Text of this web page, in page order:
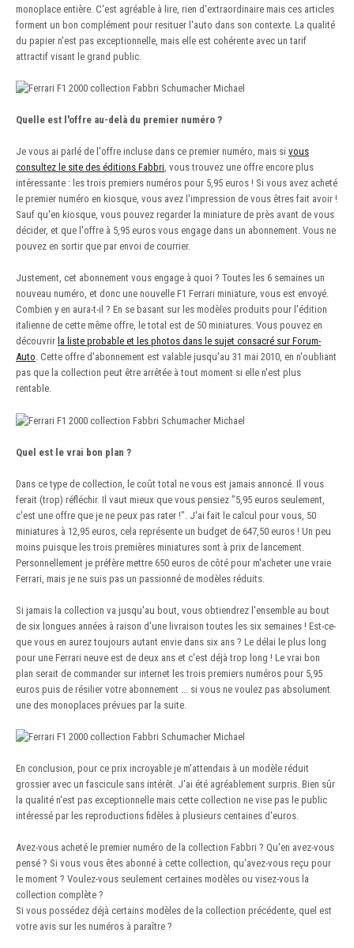
monoplace entière. C'est agréable à lire, rien d'extraordinaire mais ces articles
forment un bon complément pour resituer l'auto dans son contexte. La qualité
du papier n'est pas exceptionnelle, mais elle est cohérente avec un tarif
attractif visant le grand public.
Quelle est l'offre au-delà du premier numéro ?
Je vous ai parlé de l'offre incluse dans ce premier numéro, mais si vous
consultez le site des éditions Fabbri, vous trouvez une offre encore plus
intéressante : les trois premiers numéros pour 5,95 euros ! Si vous avez acheté
le premier numéro en kiosque, vous avez l'impression de vous êtres fait avoir !
Sauf qu'en kiosque, vous pouvez regarder la miniature de près avant de vous
décider, et que l'offre à 5,95 euros vous engage dans un abonnement. Vous ne
pouvez en sortir que par envoi de courrier.
Justement, cet abonnement vous engage à quoi ? Toutes les 6 semaines un
nouveau numéro, et donc une nouvelle F1 Ferrari miniature, vous est envoyé.
Combien y en aura-t-il ? En se basant sur les modèles produits pour l'édition
italienne de cette même offre, le total est de 50 miniatures. Vous pouvez en
découvrir la liste probable et les photos dans le sujet consacré sur Forum-
Auto. Cette offre d'abonnement est valable jusqu'au 31 mai 2010, en n'oubliant
pas que la collection peut être arrêtée à tout moment si elle n'est plus
rentable.
Quel est le vrai bon plan ?
Dans ce type de collection, le coût total ne vous est jamais annoncé. Il vous
ferait (trop) réfléchir. Il vaut mieux que vous pensiez "5,95 euros seulement,
c'est une offre que je ne peux pas rater !". J'ai fait le calcul pour vous, 50
miniatures à 12,95 euros, cela représente un budget de 647,50 euros ! Un peu
moins puisque les trois premières miniatures sont à prix de lancement.
Personnellement je préfère mettre 650 euros de côté pour m'acheter une vraie
Ferrari, mais je ne suis pas un passionné de modèles réduits.
Si jamais la collection va jusqu'au bout, vous obtiendrez l'ensemble au bout
de six longues années à raison d'une livraison toutes les six semaines ! Est-ce-
que vous en aurez toujours autant envie dans six ans ? Le délai le plus long
pour une Ferrari neuve est de deux ans et c'est déjà trop long ! Le vrai bon
plan serait de commander sur internet les trois premiers numéros pour 5,95
euros puis de résilier votre abonnement ... si vous ne voulez pas absolument
une des monoplaces prévues par la suite.
En conclusion, pour ce prix incroyable je m'attendais à un modèle réduit
grossier avec un fascicule sans intérêt. J'ai été agréablement surpris. Bien sûr
la qualité n'est pas exceptionnelle mais cette collection ne vise pas le public
intéressé par les reproductions fidèles à plusieurs centaines d'euros.
Avez-vous acheté le premier numéro de la collection Fabbri ? Qu'en avez-vous
pensé ? Si vous vous êtes abonné à cette collection, qu'avez-vous reçu pour
le moment ? Voulez-vous seulement certaines modèles ou visez-vous la
collection complète ?
Si vous possédez déjà certains modèles de la collection précédente, quel est
votre avis sur les numéros à paraître ?